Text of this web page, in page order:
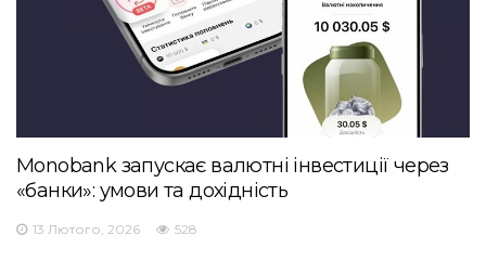
Monobank запускає валютні інвестиції через
«банки»: умови та дохідність
13 Лютого, 2026 528